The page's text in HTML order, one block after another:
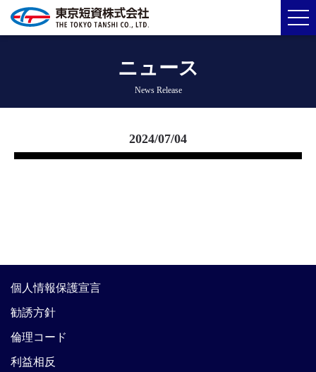
ニュース
News Release
2024/07/04
個人情報保護宣言
勧誘方針
倫理コード
利益相反